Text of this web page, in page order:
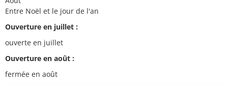
Entre Noël et le jour de l'an
Ouverture en juillet :
ouverte en juillet
Ouverture en août :
fermée en août